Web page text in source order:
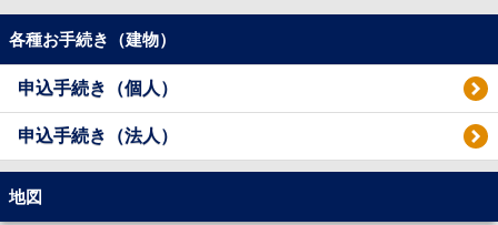
各種お手続き（建物）
申込手続き（個人）
申込手続き（法人）
地図